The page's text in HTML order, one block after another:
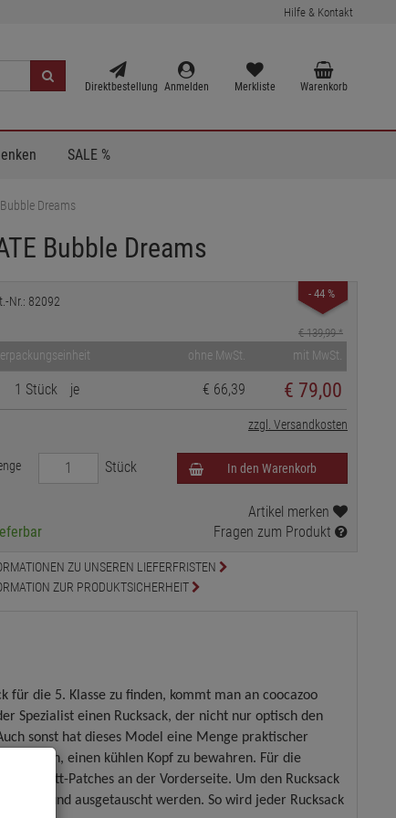
Hilfe & Kontakt
Direktbestellung Anmelden Merkliste Warenkorb
SALE %
Dreams
Bubble Dreams
- 44 %
Nr.: 82092
€ 139,99*
ohne MwSt. mit MwSt.
1 Stück je € 66,39 € 79,00
zzgl. Versandkosten
Stück In den Warenkorb
Artikel merken
Fragen zum Produkt
ZU UNSEREN LIEFERFRISTEN
ZUR PRODUKTSICHERHEIT
für die 5. Klasse zu finden, kommt man an coocazoo
Spezialist einen Rucksack, der nicht nur optisch den
sonst hat dieses Model eine Menge praktischer
einen kühlen Kopf zu bewahren. Für die
Klett-Patches an der Vorderseite. Um den Rucksack
und ausgetauscht werden. So wird jeder Rucksack